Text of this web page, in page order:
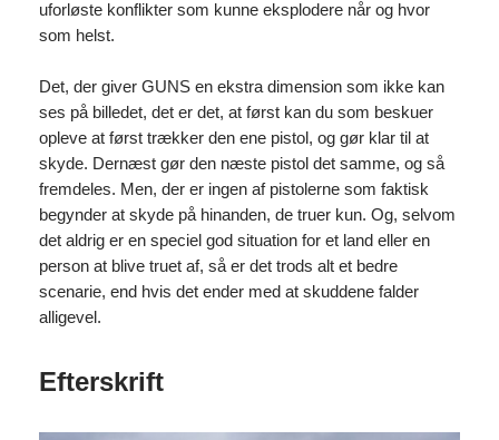
uforløste konflikter som kunne eksplodere når og hvor
som helst.
Det, der giver GUNS en ekstra dimension som ikke kan
ses på billedet, det er det, at først kan du som beskuer
opleve at først trækker den ene pistol, og gør klar til at
skyde. Dernæst gør den næste pistol det samme, og så
fremdeles. Men, der er ingen af pistolerne som faktisk
begynder at skyde på hinanden, de truer kun. Og, selvom
det aldrig er en speciel god situation for et land eller en
person at blive truet af, så er det trods alt et bedre
scenarie, end hvis det ender med at skuddene falder
alligevel.
Efterskrift